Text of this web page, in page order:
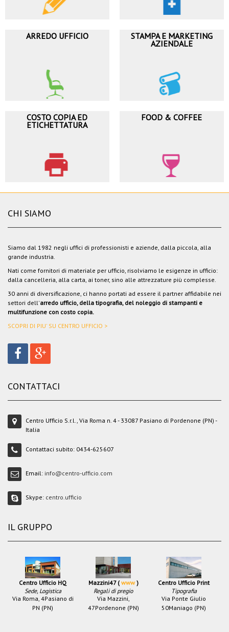
ARREDO UFFICIO STAMPA E MARKETING
AZIENDALE
COSTO COPIA ED
ETICHETTATURA
FOOD & COFFEE
CHI SIAMO
Siamo dal 1982 negli uffici di professionisti e aziende, dalla piccola, alla
grande industria.
Nati come fornitori di materiale per ufficio, risolviamo le esigenze in ufficio:
dalla cancelleria, alla carta, ai toner, sino alle attrezzature più complesse.
30 anni di diversificazione, ci hanno portati ad essere il partner affidabile nei
settori dell'arredo ufficio, della tipografia, del noleggio di stampanti e
multifunzione con costo copia.
SCOPRI DI PIU' SU CENTRO UFFICIO >
CONTATTACI
Centro Ufficio S.r.l., Via Roma n. 4 - 33087 Pasiano di Pordenone (PN) -
Italia
Contattaci subito: 0434-625607
Email: info@centro-ufficio.com
Skype: centro.ufficio
IL GRUPPO
Centro Ufficio HQ
Sede, Logistica
Via Roma, 4Pasiano di
PN (PN)
Mazzini47 (www)
Regali di pregio
Via Mazzini,
47Pordenone (PN)
Centro Ufficio Print
Tipografia
Via Ponte Giulio
50Maniago (PN)